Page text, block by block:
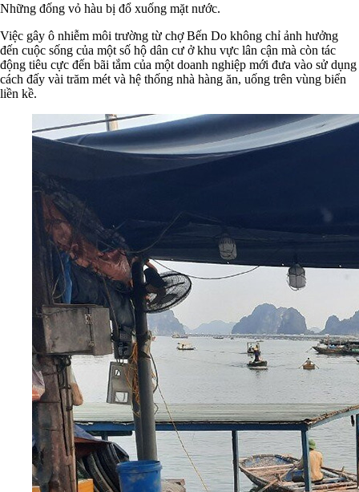
Những đống vỏ hàu bị đổ xuống mặt nước.
Việc gây ô nhiễm môi trường từ chợ Bến Do không chỉ ảnh hưởng
đến cuộc sống của một số hộ dân cư ở khu vực lân cận mà còn tác
động tiêu cực đến bãi tắm của một doanh nghiệp mới đưa vào sử dụng
cách đấy vài trăm mét và hệ thống nhà hàng ăn, uống trên vùng biển
liền kề.